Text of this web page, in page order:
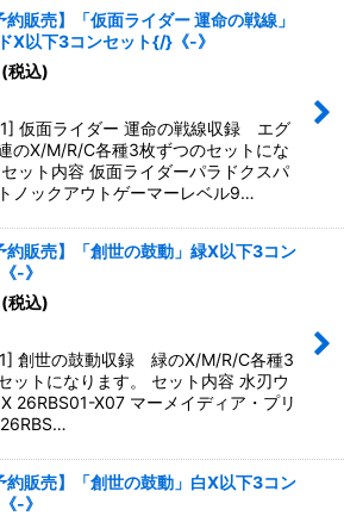
約販売】「仮面ライダー 運命の戦線」
X以下3コンセット{/}《-》
(税込)
仮面ライダー 運命の戦線収録 エグ
のX/M/R/C各種3枚ずつのセットにな
ット内容 仮面ライダーパラドクスパ
ノックアウトゲーマーレベル9…
約販売】「創世の鼓動」緑X以下3コン
-》
(税込)
創世の鼓動収録 緑のX/M/R/C各種3
ットになります。 セット内容 水刃ウ
26RBS01-X07 マーメイディア・プリ
約販売】「創世の鼓動」白X以下3コン
-》